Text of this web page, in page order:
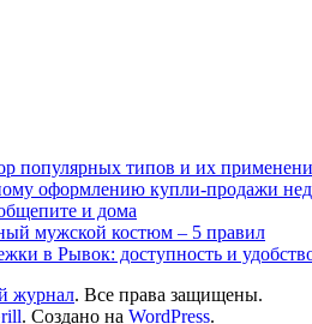
популярных типов и их
оформлению купли-продажи
и дома
мужской костюм – 5 правил
в Рывок: доступность и
журнал. Все права защищены.
. Создано на WordPress.